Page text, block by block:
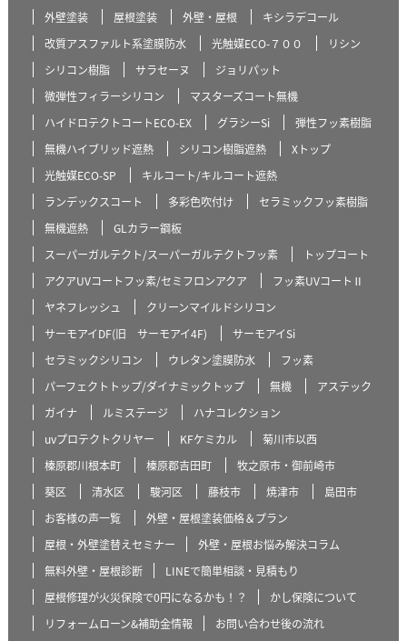
外壁塗装
屋根塗装 外壁・屋根
キシラデコール
改質アスファルト系塗膜防水
光触媒ECO-７００
リシン
シリコン樹脂
サラセーヌ
ジョリパット
微弾性フィラーシリコン
マスターズコート無機
ハイドロテクトコートECO-EX
グラシーSi
弾性フッ素樹脂
無機ハイブリッド遮熱
シリコン樹脂遮熱
Xトップ
光触媒ECO-SP
キルコート/キルコート遮熱
ランデックスコート
多彩色吹付け
セラミックフッ素樹脂
無機遮熱
GLカラー鋼板
スーパーガルテクト/スーパーガルテクトフッ素
トップコート
アクアUVコートフッ素/セミフロンアクア
フッ素UVコートⅡ
ヤネフレッシュ
クリーンマイルドシリコン
サーモアイDF(旧 サーモアイ4F)
サーモアイSi
セラミックシリコン
ウレタン塗膜防水
フッ素
パーフェクトトップ/ダイナミックトップ
無機
アステック
ガイナ
ルミステージ
ハナコレクション
uvプロテクトクリヤー
KFケミカル
菊川市以西
榛原郡川根本町
榛原郡吉田町
牧之原市・御前崎市
葵区
清水区 駿河区 藤枝市 焼津市
島田市
お客様の声一覧
外壁・屋根塗装価格＆プラン
屋根・外壁塗替えセミナー
外壁・屋根お悩み解決コラム
無料外壁・屋根診断
LINEで簡単相談・見積もり
屋根修理が火災保険で0円になるかも！？
かし保険について
リフォームローン&補助金情報
お問い合わせ後の流れ